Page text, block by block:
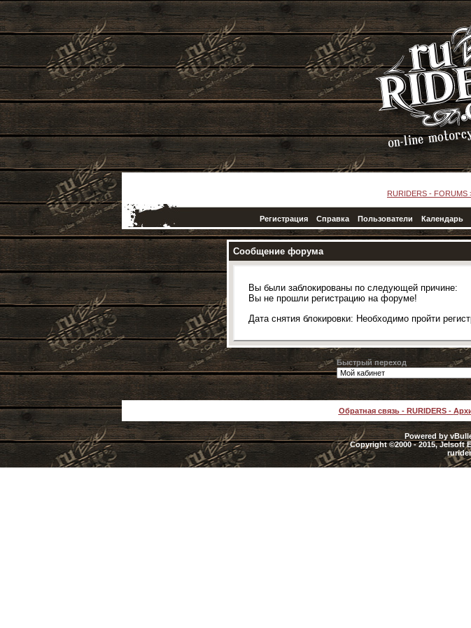
RURIDERS - FORUMS
Регистрация Справка Пользователи Календарь
Сообщение форума
Вы были заблокированы по следующей причине:
Вы не прошли регистрацию на форуме!
Дата снятия блокировки: Необходимо пройти
Быстрый переход
Обратная связь- RURIDERS-
Powered by
Copyright ©2000 - 2015, Jelsoft